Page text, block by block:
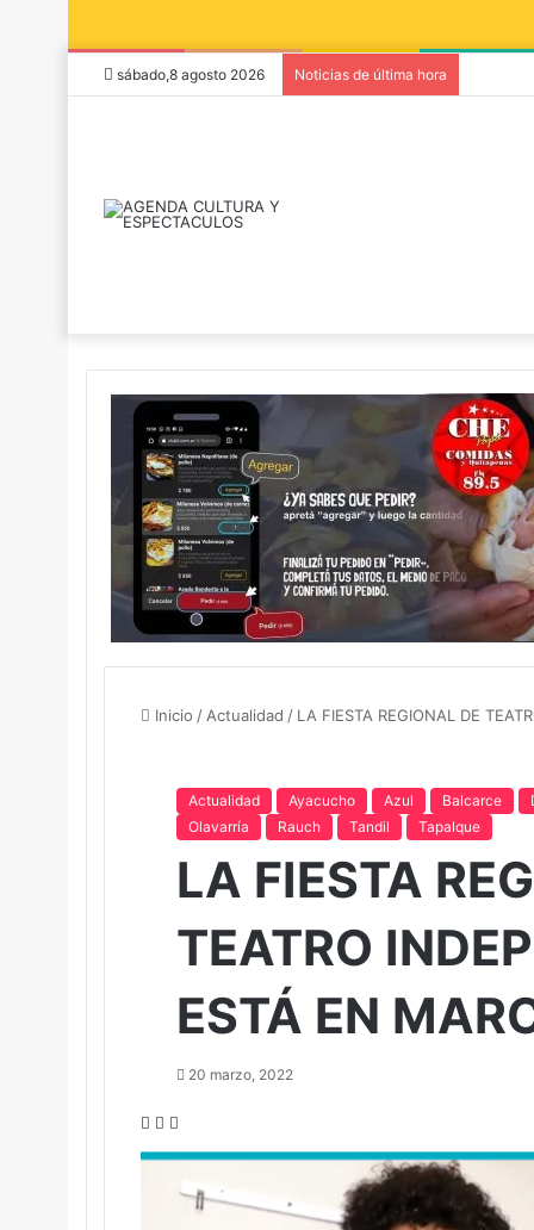
sábado,8 agosto 2026 Noticias de última hora
Inicio / Actualidad / LA FIESTA REGIONAL DE
Actualidad Ayacucho Azul Balcarce
Olavarría
Rauch Tandil Tapalque
LA FIESTA
TEATRO
ESTÁ EN
20 marzo, 2022